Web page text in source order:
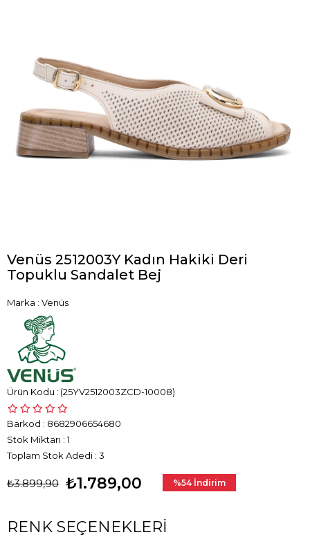
Venüs 2512003Y Kadın Hakiki Deri
Topuklu Sandalet Bej
Marka : Venüs
(25YV2512003ZCD-10008)
Barkod : 8682906654680
Stok Miktarı : 1
Toplam Stok Adedi : 3
₺3.899,90 ₺1.789,00 %54 İndirim
RENK SEÇENEKLERI